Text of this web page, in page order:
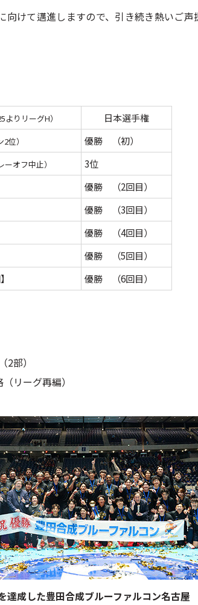
向けて邁進しますので、引き続き熱いご声
よりリーグH）
日本選手権
位）
優勝 （初）
ーオフ中止）
3位
優勝 （2回目）
優勝 （3回目）
優勝 （4回目）
優勝 （5回目）
優勝 （6回目）
部）
リーグ再編）
達成した豊田合成ブルーファルコン名古屋